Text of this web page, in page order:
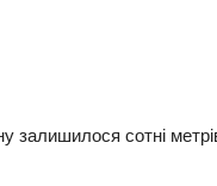
зaлишилocя coтнi